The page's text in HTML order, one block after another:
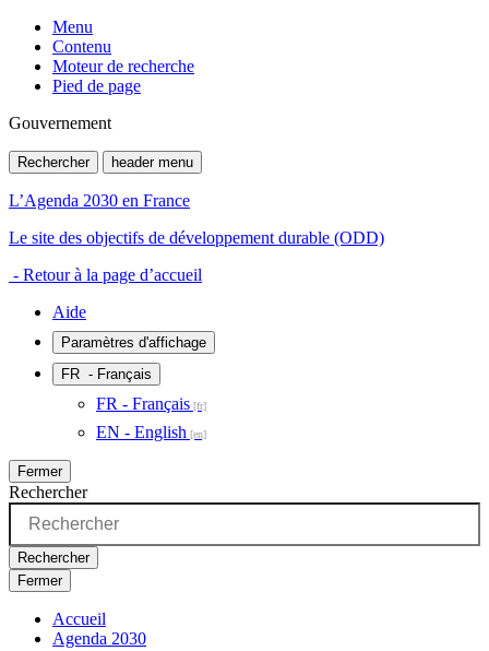
Menu
Contenu
Moteur de recherche
Pied de page
Gouvernement
Rechercher header menu
L’Agenda 2030 en France
Le site des objectifs de développement durable (ODD)
- Retour à la page d’accueil
Aide
Paramètres d'affichage
FR - Français
FR - Français
EN - English
Fermer
Rechercher
Rechercher
Fermer
Accueil
Agenda 2030